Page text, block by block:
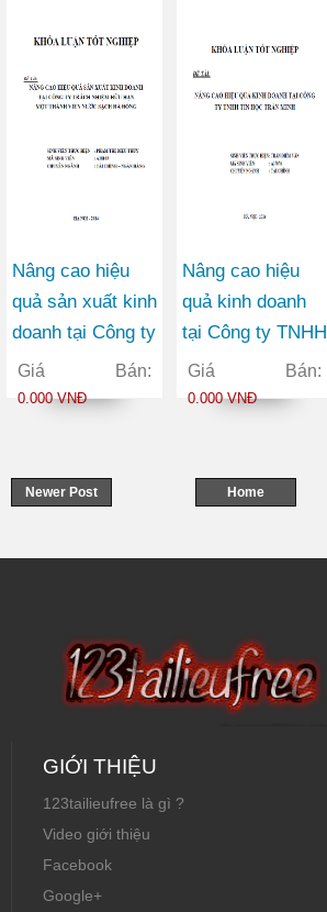
Nâng cao hiệu
quả sản xuất kinh
doanh tại Công ty
TNHH một thành
viên Nước sạch
Giá Bán:
0.000 VNĐ
Nâng cao hiệu
quả kinh doanh
tại Công ty TNHH
Tin học Trần
Minh
Giá Bán:
0.000 VNĐ
Newer Post Home
GIỚI THIỆU
123tailieufree là gì ?
Video giới thiệu
Facebook
Google+